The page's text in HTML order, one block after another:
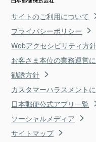
サイトのご利用について
プライバシーポリシー
Webアクセシビリティ方針
お客さま本位の業務運営
勧誘方針
カスタマーハラスメント
日本郵便公式アプリ一覧
ソーシャルメディア
サイトマップ